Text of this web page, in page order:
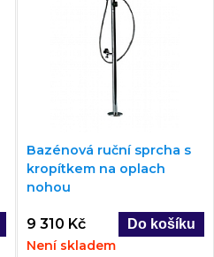
Bazénová ruční sprcha s
kropítkem na oplach
nohou
9 310 Kč
Není skladem